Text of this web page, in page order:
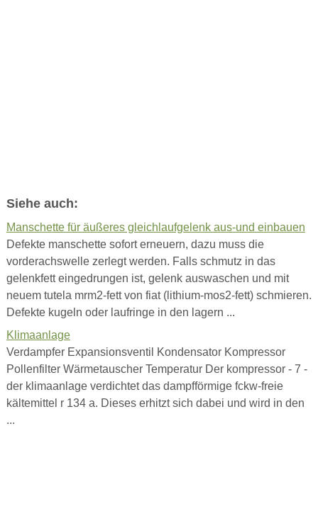
Siehe auch:
Manschette für äußeres gleichlaufgelenk aus-und einbauen
Defekte manschette sofort erneuern, dazu muss die
vorderachswelle zerlegt werden. Falls schmutz in das
gelenkfett eingedrungen ist, gelenk auswaschen und mit
neuem tutela mrm2-fett von fiat (lithium-mos2-fett) schmieren.
Defekte kugeln oder laufringe in den lagern ...
Klimaanlage
Verdampfer Expansionsventil Kondensator Kompressor
Pollenfilter Wärmetauscher Temperatur Der kompressor - 7 -
der klimaanlage verdichtet das dampfförmige fckw-freie
kältemittel r 134 a. Dieses erhitzt sich dabei und wird in den
...